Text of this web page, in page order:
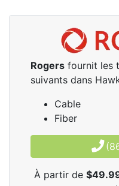
Rogers fournit les
suivants dans
Cable
Fiber
À partir de